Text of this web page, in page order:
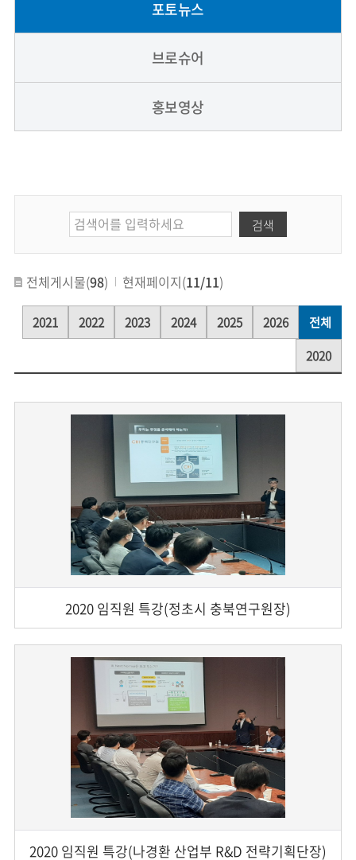
포토뉴스
브로슈어
홍보영상
검색
전체게시물(98) 현재페이지(11/11)
전체
2026
2025
2024
2023
2022
2021
2020
2020 임직원 특강(정초시 충북연구원장)
2020 임직원 특강(나경환 산업부 R&D 전략기획단장)